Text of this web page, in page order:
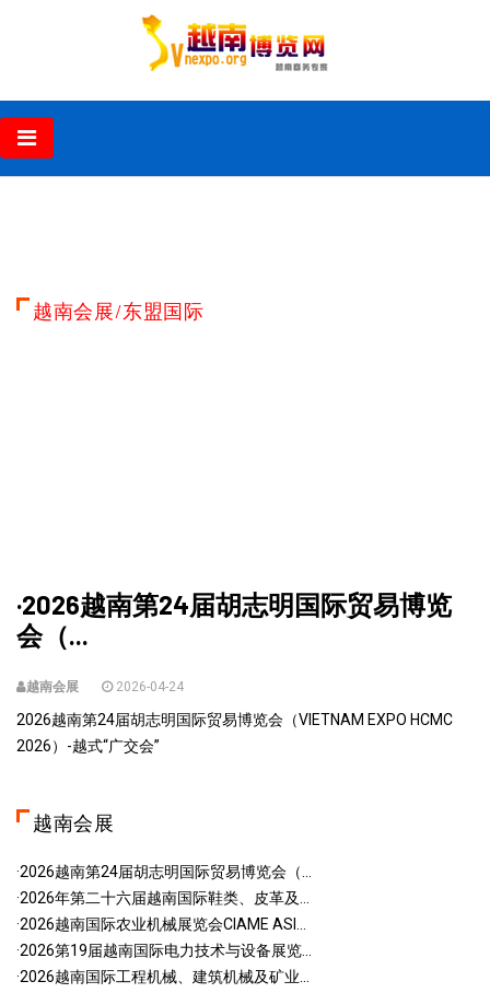
越南会展/东盟国际
·2026越南第24届胡志明国际贸易博览
会（...
越南会展 2026-04-24
2026越南第24届胡志明国际贸易博览会（VIETNAM EXPO HCMC
2026）-越式“广交会”
越南会展
·2026越南第24届胡志明国际贸易博览会（...
·2026年第二十六届越南国际鞋类、皮革及...
·2026越南国际农业机械展览会CIAME ASI...
·2026第19届越南国际电力技术与设备展览...
·2026越南国际工程机械、建筑机械及矿业...